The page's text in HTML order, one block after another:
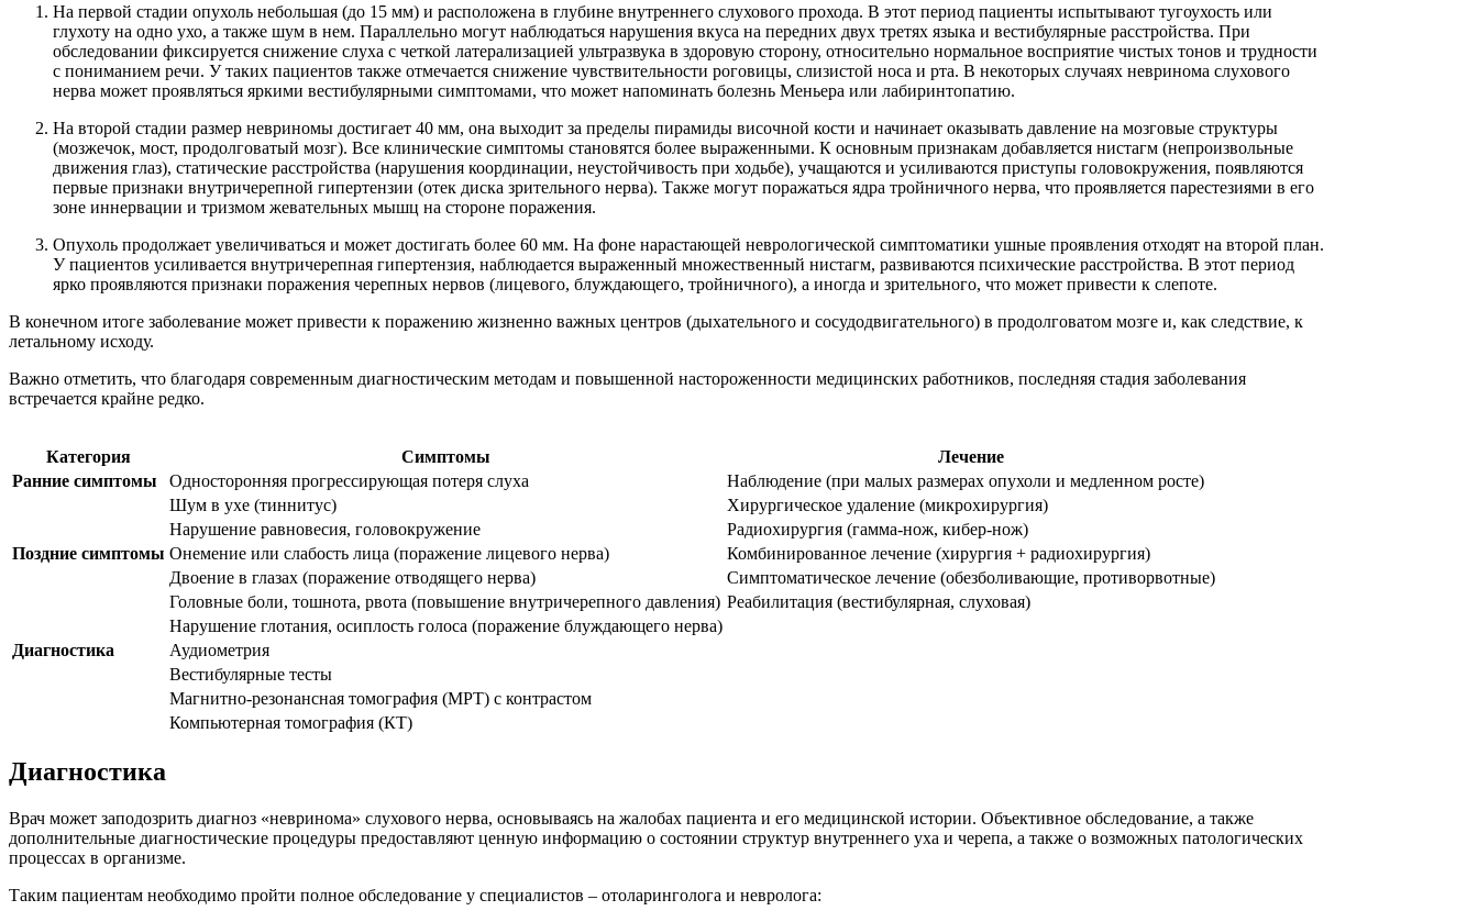
На первой стадии опухоль небольшая (до 15 мм) и расположена в глубине внутреннего слухового прохода. В этот период пациенты испытывают тугоухость или
глухоту на одно ухо, а также шум в нем. Параллельно могут наблюдаться нарушения вкуса на передних двух третях языка и вестибулярные расстройства. При
обследовании фиксируется снижение слуха с четкой латерализацией ультразвука в здоровую сторону, относительно нормальное восприятие чистых тонов и трудности
с пониманием речи. У таких пациентов также отмечается снижение чувствительности роговицы, слизистой носа и рта. В некоторых случаях невринома слухового
нерва может проявляться яркими вестибулярными симптомами, что может напоминать болезнь Меньера или лабиринтопатию.
На второй стадии размер невриномы достигает 40 мм, она выходит за пределы пирамиды височной кости и начинает оказывать давление на мозговые структуры
(мозжечок, мост, продолговатый мозг). Все клинические симптомы становятся более выраженными. К основным признакам добавляется нистагм (непроизвольные
движения глаз), статические расстройства (нарушения координации, неустойчивость при ходьбе), учащаются и усиливаются приступы головокружения, появляются
первые признаки внутричерепной гипертензии (отек диска зрительного нерва). Также могут поражаться ядра тройничного нерва, что проявляется парестезиями в его
зоне иннервации и тризмом жевательных мышц на стороне поражения.
Опухоль продолжает увеличиваться и может достигать более 60 мм. На фоне нарастающей неврологической симптоматики ушные проявления отходят на второй план.
У пациентов усиливается внутричерепная гипертензия, наблюдается выраженный множественный нистагм, развиваются психические расстройства. В этот период
ярко проявляются признаки поражения черепных нервов (лицевого, блуждающего, тройничного), а иногда и зрительного, что может привести к слепоте.
В конечном итоге заболевание может привести к поражению жизненно важных центров (дыхательного и сосудодвигательного) в продолговатом мозге и, как следствие, к
летальному исходу.
Важно отметить, что благодаря современным диагностическим методам и повышенной настороженности медицинских работников, последняя стадия заболевания
встречается крайне редко.
Категория Симптомы
Лечение
Ранние симптомы
Односторонняя прогрессирующая потеря слуха
Наблюдение (при малых размерах опухоли и медленном росте)
Шум в ухе (тиннитус)
Хирургическое удаление (микрохирургия)
Нарушение равновесия, головокружение
Радиохирургия (гамма-нож, кибер-нож)
Поздние симптомы Онемение или слабость лица (поражение лицевого нерва)
Комбинированное лечение (хирургия + радиохирургия)
Двоение в глазах (поражение отводящего нерва)
Симптоматическое лечение (обезболивающие, противорвотные)
Головные боли, тошнота, рвота (повышение внутричерепного давления) Реабилитация (вестибулярная, слуховая)
Нарушение глотания, осиплость голоса (поражение блуждающего нерва)
Диагностика
Аудиометрия
Вестибулярные тесты
Магнитно-резонансная томография (МРТ) с контрастом
Компьютерная томография (КТ)
Диагностика
Врач может заподозрить диагноз «невринома» слухового нерва, основываясь на жалобах пациента и его медицинской истории. Объективное обследование, а также
дополнительные диагностические процедуры предоставляют ценную информацию о состоянии структур внутреннего уха и черепа, а также о возможных патологических
процессах в организме.
Таким пациентам необходимо пройти полное обследование у специалистов – отоларинголога и невролога: